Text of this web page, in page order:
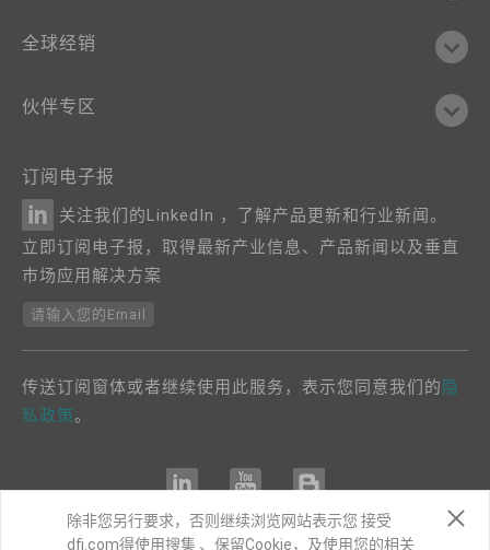
全球经销
伙伴专区
订阅电子报
关注我们的LinkedIn ，了解产品更新和行业新闻。
立即订阅电子报，取得最新产业信息、产品新闻以及垂直
市场应用解决方案
请输入您的Email
传送订阅窗体或者继续使用此服务，表示您同意我们的 隐
私政策。
除非您另行要求，否则继续浏览网站表示您 接受
dfi.com得使用搜集 、保留Cookie，及使用您的相关